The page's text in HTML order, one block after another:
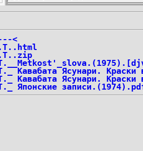
<
Кавабата Ясунари.
Кавабата Ясунари.
Японские